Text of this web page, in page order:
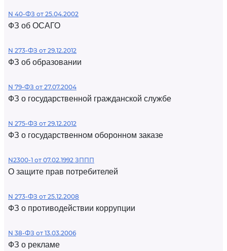
N 40-ФЗ от 25.04.2002
ФЗ об ОСАГО
N 273-ФЗ от 29.12.2012
ФЗ об образовании
N 79-ФЗ от 27.07.2004
ФЗ о государственной гражданской службе
N 275-ФЗ от 29.12.2012
ФЗ о государственном оборонном заказе
N2300-1 от 07.02.1992 ЗППП
О защите прав потребителей
N 273-ФЗ от 25.12.2008
ФЗ о противодействии коррупции
N 38-ФЗ от 13.03.2006
ФЗ о рекламе